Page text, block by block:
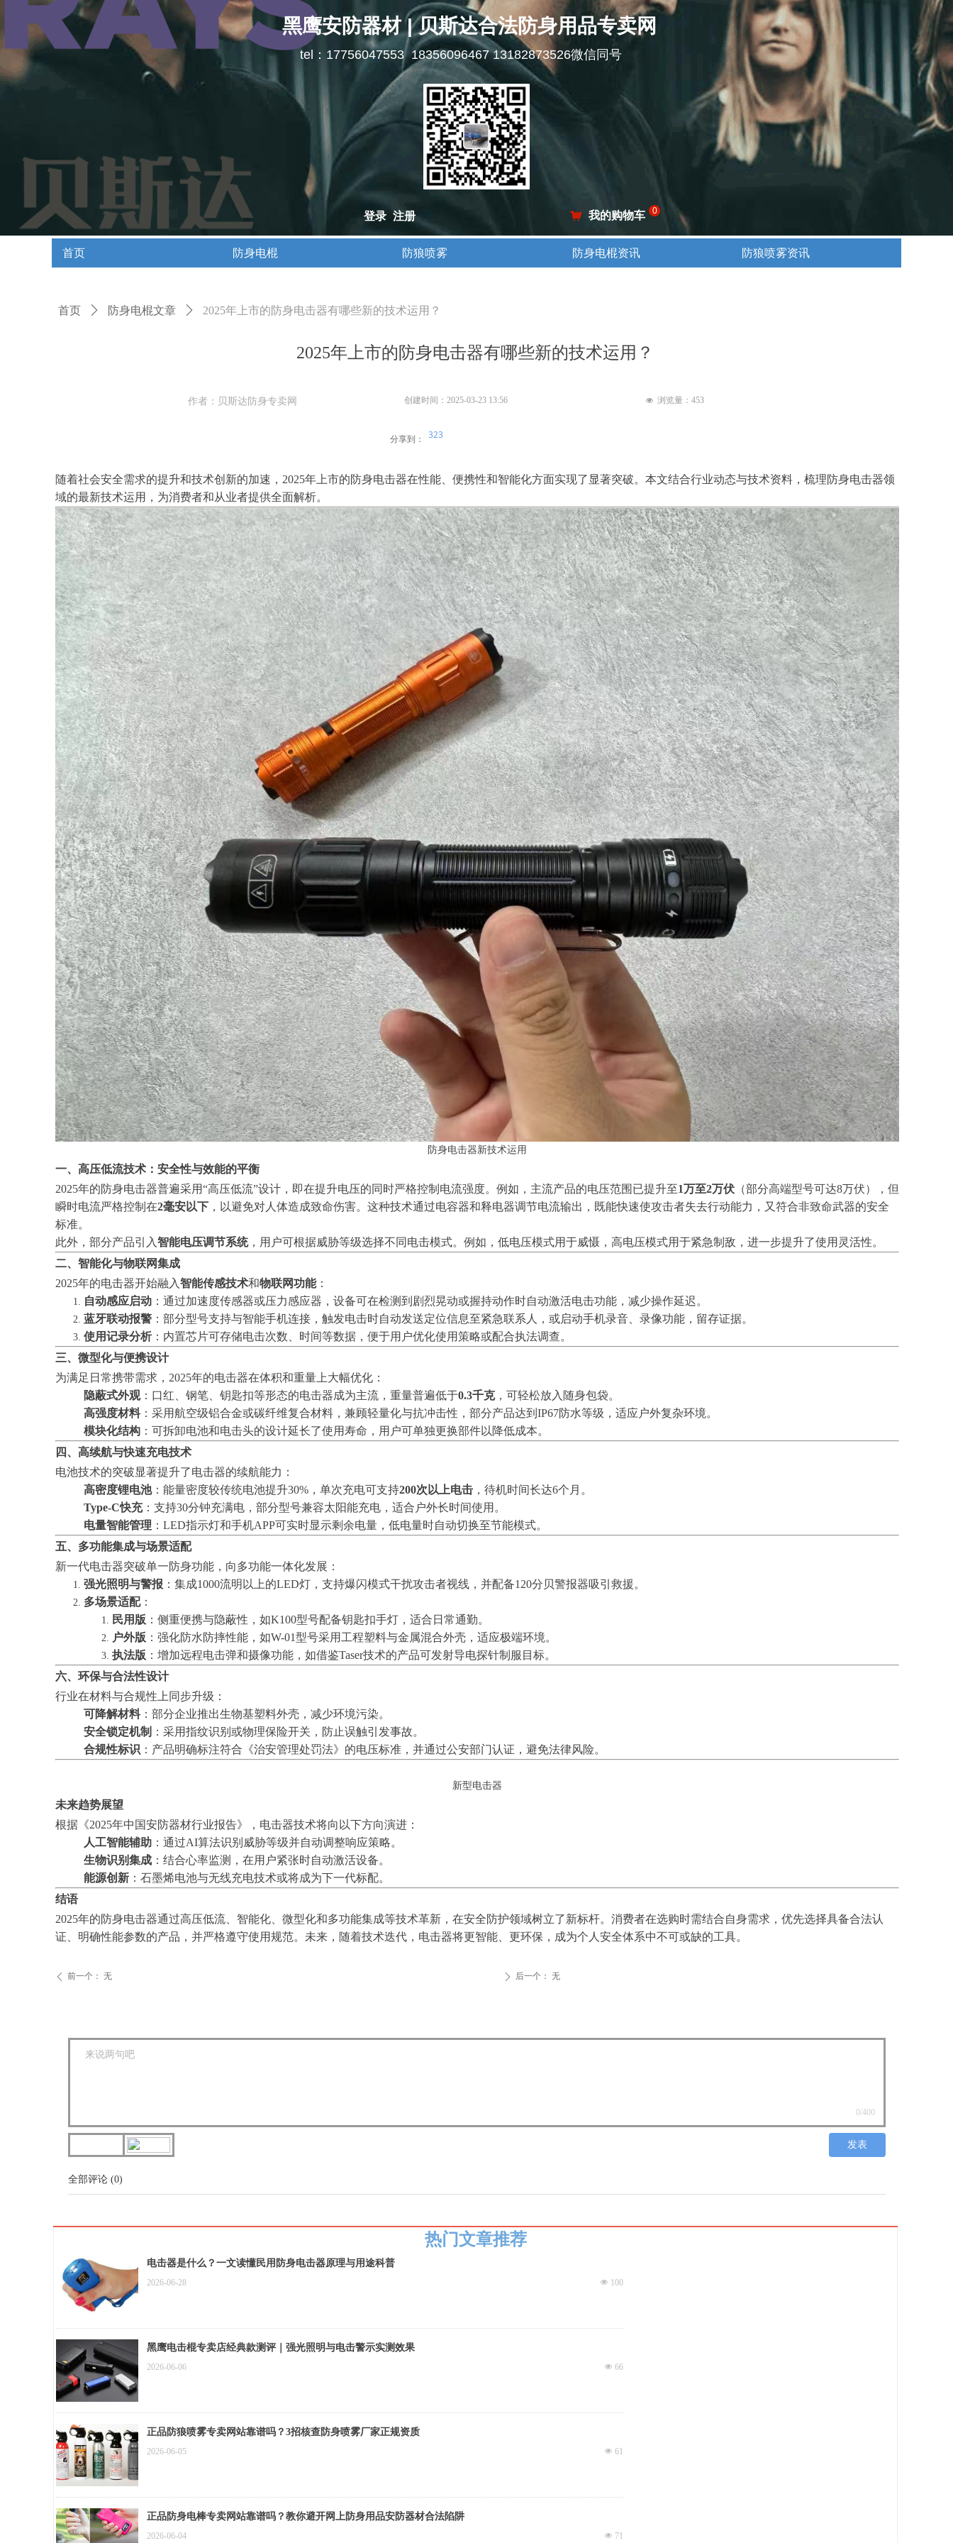
首页 防身电棍 防狼喷雾 防身电棍资讯 防狼喷雾资讯
黑鹰安防器材 | 贝斯达合法防身用品专卖网
낙 我的购物车 0
登录 注册
tel：17756047553 18356096467 13182873526微信同号
2025年上市的防身电击器有哪些新的技术运用？
随着社会安全需求的提升和技术创新的加速，2025年上市的防身电击器在性能、便携性和智能化方面实现了显著突破。本文结合行业动态与技术资料，梳理防身电击器领
域的最新技术运用，为消费者和从业者提供全面解析。
防身电击器新技术运用
一、高压低流技术：安全性与效能的平衡
2025年的防身电击器普遍采用“高压低流”设计，即在提升电压的同时严格控制电流强度。例如，主流产品的电压范围已提升至1万至2万伏 （部分高端型号可达8万伏），但
瞬时电流严格控制在2毫安以下 ，以避免对人体造成致命伤害。这种技术通过电容器和释电器调节电流输出，既能快速使攻击者失去行动能力，又符合非致命武器的安全
标准。
此外，部分产品引入智能电压调节系统，用户可根据威胁等级选择不同电击模式。例如，低电压模式用于威慑，高电压模式用于紧急制敌，进一步提升了使用灵活性。
二、智能化与物联网集成
2025年的电击器开始融入智能传感技术和物联网功能：
自动感应启动 ：通过加速度传感器或压力感应器，设备可在检测到剧烈晃动或握持动作时自动激活电击功能，减少操作延迟。
蓝牙联动报警 ：部分型号支持与智能手机连接，触发电击时自动发送定位信息至紧急联系人，或启动手机录音、录像功能，留存证据。
使用记录分析：内置芯片可存储电击次数、时间等数据，便于用户优化使用策略或配合执法调查。
三、微型化与便携设计
为满足日常携带需求，2025年的电击器在体积和重量上大幅优化：
隐蔽式外观：口红、钢笔、钥匙扣等形态的电击器成为主流，重量普遍低于0.3千克，可轻松放入随身包袋。
高强度材料：采用航空级铝合金或碳纤维复合材料，兼顾轻量化与抗冲击性，部分产品达到IP67防水等级，适应户外复杂环境。
模块化结构 ：可拆卸电池和电击头的设计延长了使用寿命，用户可单独更换部件以降低成本。
四、高续航与快速充电技术
电池技术的突破显著提升了电击器的续航能力：
高密度锂电池：能量密度较传统电池提升30%，单次充电可支持200次以上电击 ，待机时间长达6个月。
Type-C快充：支持30分钟充满电，部分型号兼容太阳能充电，适合户外长时间使用。
电量智能管理 ：LED指示灯和手机APP可实时显示剩余电量，低电量时自动切换至节能模式。
五、多功能集成与场景适配
新一代电击器突破单一防身功能，向多功能一体化发展：
强光照明与警报 ：集成1000流明以上的LED灯，支持爆闪模式干扰攻击者视线，并配备120分贝警报器吸引救援。
多场景适配：
民用版 ：侧重便携与隐蔽性，如K100型号配备钥匙扣手灯，适合日常通勤。
户外版 ：强化防水防摔性能，如W-01型号采用工程塑料与金属混合外壳，适应极端环境。
执法版 ：增加远程电击弹和摄像功能，如借鉴Taser技术的产品可发射导电探针制服目标。
六、环保与合法性设计
行业在材料与合规性上同步升级：
可降解材料：部分企业推出生物基塑料外壳，减少环境污染。
安全锁定机制 ：采用指纹识别或物理保险开关，防止误触引发事故。
合规性标识 ：产品明确标注符合《治安管理处罚法》的电压标准，并通过公安部门认证，避免法律风险。
新型电击器
未来趋势展望
根据《2025年中国安防器材行业报告》，电击器技术将向以下方向演进：
人工智能辅助 ：通过AI算法识别威胁等级并自动调整响应策略。
生物识别集成 ：结合心率监测，在用户紧张时自动激活设备。
能源创新 ：石墨烯电池与无线充电技术或将成为下一代标配。
结语
2025年的防身电击器通过高压低流、智能化、微型化和多功能集成等技术革新，在安全防护领域树立了新标杆。消费者在选购时需结合自身需求，优先选择具备合法认
证、明确性能参数的产品，并严格遵守使用规范。未来，随着技术迭代，电击器将更智能、更环保，成为个人安全体系中不可或缺的工具。
分享到： 323
创建时间： 2025-03-23 13:56
首页 ꄲ 防身电棍文章 ꄲ 2025年上市的防身电击器有哪些新的技术运用？
0/400
发表
全部评论 (0)
作者：贝斯达防身专卖网
热门文章推荐
电击器是什么？一文读懂民用防身电击器原理与用途科普
넶 100
2026-06-28
黑鹰电击棍专卖店经典款测评｜强光照明与电击警示实测效果
넶 66
2026-06-06
正品防狼喷雾专卖网站靠谱吗？3招核查防身喷雾厂家正规资质
넶 61
2026-06-05
正品防身电棒专卖网站靠谱吗？教你避开网上防身用品安防器材合法陷阱
넶 71
2026-06-04
ꄴ 前一个： 无 ꄲ 后一个： 无
넶 浏览量： 453